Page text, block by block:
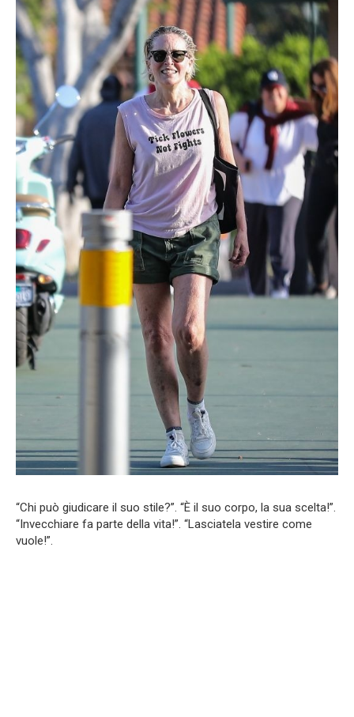
“Chi può giudicare il suo stile?”. “È il suo corpo, la sua scelta!”.
“Invecchiare fa parte della vita!”. “Lasciatela vestire come
vuole!”.